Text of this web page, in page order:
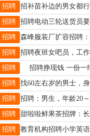
招聘
招聘
招聘
招聘
招聘
招聘
招聘
招聘
招聘